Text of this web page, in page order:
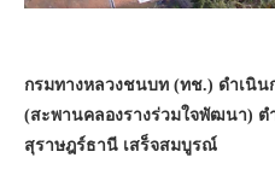
กรมทางหลวงชนบท (ทช.) ดำเนิน
(สะพานคลองรางร่วมใจพัฒนา) ต
สุราษฎร์ธานี เสร็จสมบูรณ์